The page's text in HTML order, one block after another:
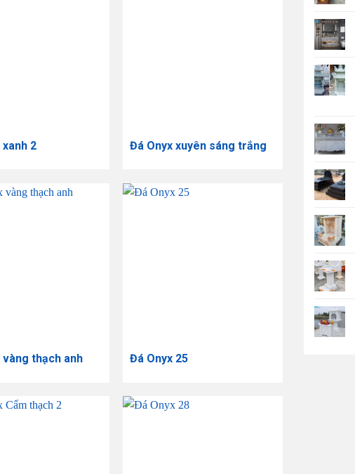
2 Đá Onyx xuyên sáng trắng
vàng thạch anh Đá Onyx 25